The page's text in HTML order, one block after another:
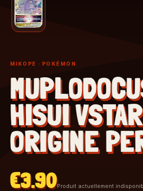
MIKOPE · POKÉMON
HISUI
ORIGINE
€3.90Produit actuellement